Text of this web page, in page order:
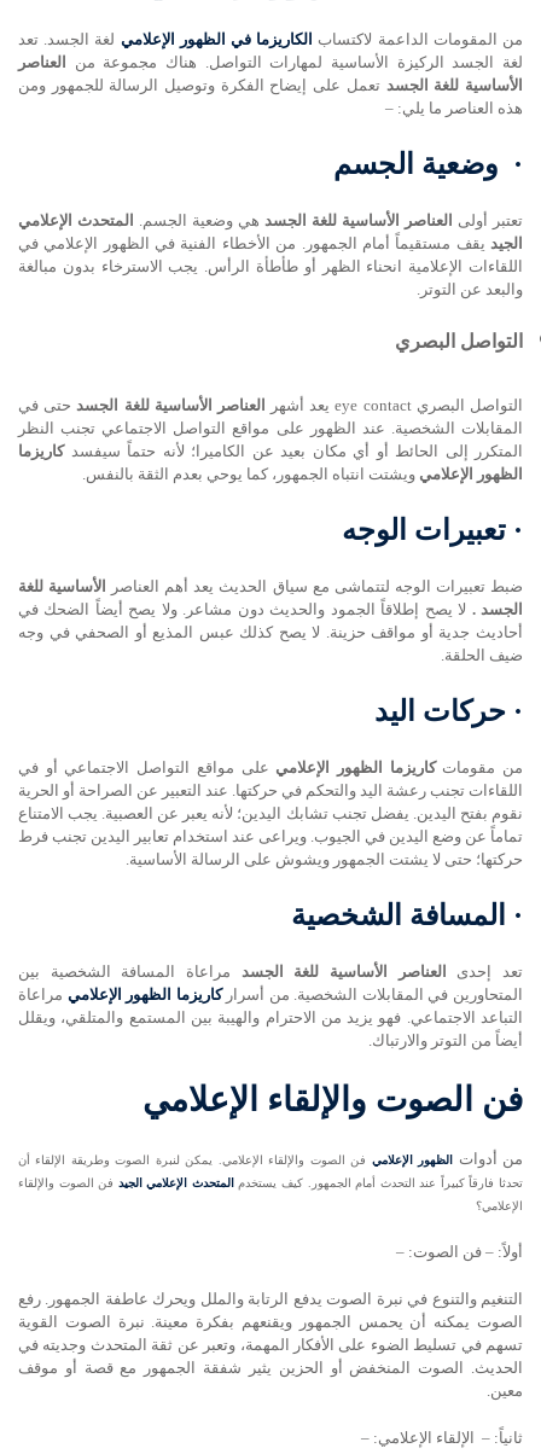
من المقومات الداعمة لاكتساب الكاريزما في الظهور الإعلامي لغة الجسد. تعد
لغة الجسد الركيزة الأساسية لمهارات التواصل. هناك مجموعة من
العناصر
الأساسية للغة الجسد تعمل على إيضاح الفكرة وتوصيل الرسالة للجمهور ومن
هذه العناصر ما يلي: –
· وضعية الجسم
تعتبر أولى العناصر الأساسية للغة الجسد هي وضعية الجسم.
المتحدث الإعلامي
الجيد يقف مستقيماً أمام الجمهور. من الأخطاء الفنية في الظهور الإعلامي في
اللقاءات الإعلامية انحناء الظهر أو طأطأة الرأس. يجب الاسترخاء بدون مبالغة
والبعد عن التوتر.
التواصل البصري
التواصل البصري eye contact يعد أشهر العناصر الأساسية للغة الجسد حتى في
المقابلات الشخصية. عند الظهور على مواقع التواصل الاجتماعي تجنب النظر
المتكرر إلى الحائط أو أي مكان بعيد عن الكاميرا؛ لأنه حتماً سيفسدكاريزما
الظهور الإعلامي ويشتت انتباه الجمهور، كما يوحي بعدم الثقة بالنفس.
· تعبيرات الوجه
ضبط تعبيرات الوجه لتتماشى مع سياق الحديث يعد أهم العناصر
الأساسية للغة
الجسد . لا يصح إطلاقاً الجمود والحديث دون مشاعر. ولا يصح أيضاً الضحك في
أحاديث جدية أو مواقف حزينة. لا يصح كذلك عبس المذيع أو الصحفي في وجه
ضيف الحلقة.
· حركات اليد
من مقوماتكاريزما الظهور الإعلامي على مواقع التواصل الاجتماعي أو في
اللقاءات تجنب رعشة اليد والتحكم في حركتها. عند التعبير عن الصراحة أو الحرية
نقوم بفتح اليدين. يفضل تجنب تشابك اليدين؛ لأنه يعبر عن العصبية. يجب الامتناع
تماماً عن وضع اليدين في الجيوب. ويراعى عند استخدام تعابير اليدين تجنب فرط
حركتها؛ حتى لا يشتت الجمهور ويشوش على الرسالة الأساسية.
· المسافة الشخصية
تعد إحدى العناصر الأساسية للغة الجسد مراعاة المسافة الشخصية بين
المتحاورين في المقابلات الشخصية. من أسراركاريزما الظهور الإعلامي مراعاة
التباعد الاجتماعي. فهو يزيد من الاحترام والهيبة بين المستمع والمتلقي، ويقلل
أيضاً من التوتر والارتباك.
فن الصوت والإلقاء الإعلامي
من أدوات الظهور الإعلامي فن الصوت والإلقاء الإعلامي. يمكن لنبرة الصوت وطريقة الإلقاء أن
تحدثا فارقاً كبيراً عند التحدث أمام الجمهور. كيف يستخدم
المتحدث الإعلامي الجيد فن الصوت والإلقاء
الإعلامي؟
أولاً: – فن الصوت: –
التنغيم والتنوع في نبرة الصوت يدفع الرتابة والملل ويحرك عاطفة الجمهور. رفع
الصوت يمكنه أن يحمس الجمهور ويقنعهم بفكرة معينة. نبرة الصوت القوية
تسهم في تسليط الضوء على الأفكار المهمة، وتعبر عن ثقة المتحدث وجديته في
الحديث. الصوت المنخفض أو الحزين يثير شفقة الجمهور مع قصة أو موقف
معين.
ثانياً: – الإلقاء الإعلامي: –